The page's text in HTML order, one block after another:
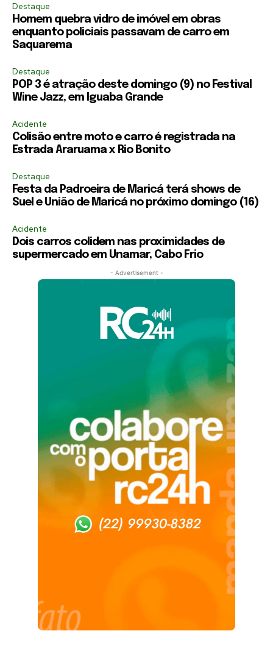
Destaque
Homem quebra vidro de imóvel em obras
enquanto policiais passavam de carro em
Saquarema
Destaque
POP 3 é atração deste domingo (9) no Festival
Wine Jazz, em Iguaba Grande
Acidente
Colisão entre moto e carro é registrada na
Estrada Araruama x Rio Bonito
Destaque
Festa da Padroeira de Maricá terá shows de
Suel e União de Maricá no próximo domingo (16)
Acidente
Dois carros colidem nas proximidades de
supermercado em Unamar, Cabo Frio
- Advertisement -